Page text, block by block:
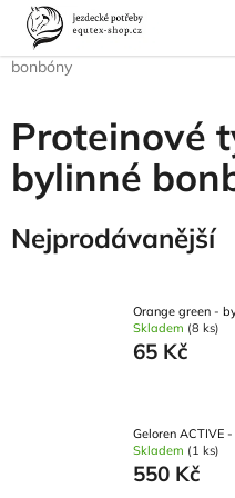
Přejít
obsah
Domů
Pro jezdce
bonbóny
Proteinové
bylinné
Nejprodávanější
Orange green -
Skladem (8 ks)
65 Kč
Geloren ACTIVE
Skladem (1 ks)
550 Kč